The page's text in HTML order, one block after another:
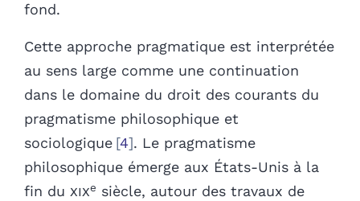
fond.
Cette approche pragmatique est interprétée
au sens large comme une continuation
dans le domaine du droit des courants du
pragmatisme philosophique et
sociologique 4 . Le pragmatisme
philosophique émerge aux États-Unis à la
fin du xixe siècle, autour des travaux de